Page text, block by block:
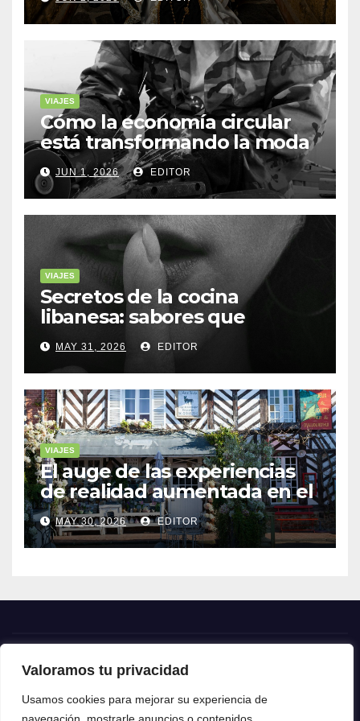
Valoramos tu privacidad
Usamos cookies para mejorar su experiencia de
VIAJES
Cómo la economía circular
está transformando la moda
sostenible
JUN 1, 2026 EDITOR
VIAJES
Secretos de la cocina
libanesa: sabores que
cuentan historias
MAY 31, 2026 EDITOR
VIAJES
El auge de las experiencias
de realidad aumentada en el
turismo
MAY 30, 2026 EDITOR
Crónica24